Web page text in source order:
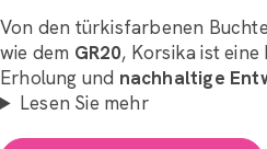
Von den türkisfarbenen
wie dem GR20, Korsika ist
Erholung und nachhaltige
Lesen Sie mehr